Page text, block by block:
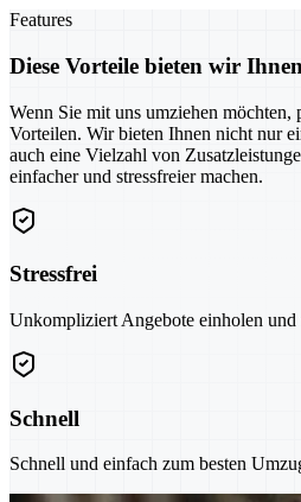
Features
Diese Vorteile bieten wir Ihnen
Wenn Sie mit uns umziehen
Vorteilen. Wir bieten Ihnen nicht nur
auch eine Vielzahl von
einfacher und stressfreier machen.
Stressfrei
Unkompliziert Angebote einholen und
Schnell
Schnell und einfach zum besten